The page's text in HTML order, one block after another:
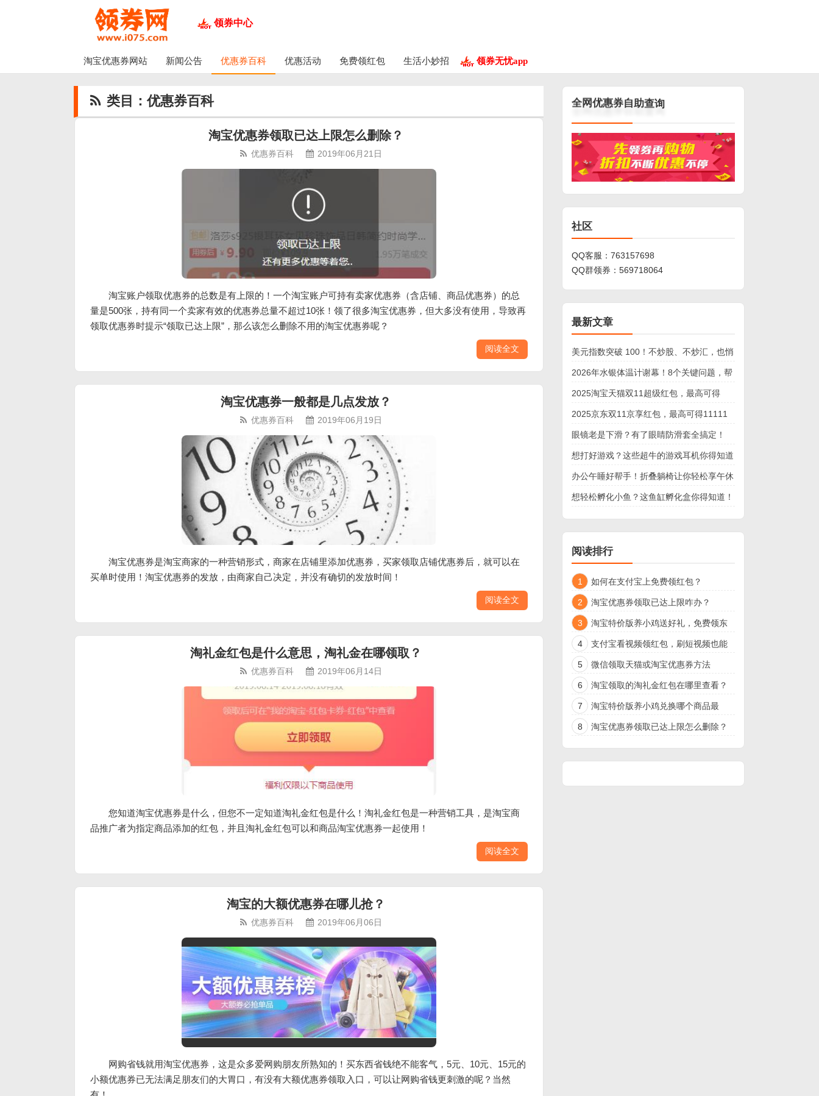
领券中心
淘宝优惠券网站 新闻公告 优惠券百科 优惠活动 免费领红包 生活小妙招 领券无忧app
类目：优惠券百科
淘宝优惠券领取已达上限怎么删除？
优惠券百科 2019年06月21日
淘宝账户领取优惠券的总数是有上限的！一个淘宝账户可持有卖家优惠券（含店铺、商品优惠券）的总
量是500张，持有同一个卖家有效的优惠券总量不超过10张！领了很多淘宝优惠券，但大多没有使用，导致再
领取优惠券时提示“领取已达上限”，那么该怎么删除不用的淘宝优惠券呢？
阅读全文
淘宝优惠券一般都是几点发放？
优惠券百科 2019年06月19日
淘宝优惠券是淘宝商家的一种营销形式，商家在店铺里添加优惠券，买家领取店铺优惠券后，就可以在
买单时使用！淘宝优惠券的发放，由商家自己决定，并没有确切的发放时间！
阅读全文
淘礼金红包是什么意思，淘礼金在哪领取？
优惠券百科 2019年06月14日
您知道淘宝优惠券是什么，但您不一定知道淘礼金红包是什么！淘礼金红包是一种营销工具，是淘宝商
品推广者为指定商品添加的红包，并且淘礼金红包可以和商品淘宝优惠券一起使用！
阅读全文
淘宝的大额优惠券在哪儿抢？
优惠券百科 2019年06月06日
网购省钱就用淘宝优惠券，这是众多爱网购朋友所熟知的！买东西省钱绝不能客气，5元、10元、15元的
小额优惠券已无法满足朋友们的大胃口，有没有大额优惠券领取入口，可以让网购省钱更刺激的呢？当然
全网优惠券自助查询
社区
QQ客服： 763157698
QQ群领券： 569718064
最新文章
美元指数突破 100！不炒股、不炒汇，也悄
悄影响你的钱包
2026年水银体温计谢幕！8个关键问题，帮
你选对新“健康哨兵”
2025淘宝天猫双11超级红包，最高可得
25888元
2025京东双11京享红包，最高可得11111
元
眼镜老是下滑？有了眼睛防滑套全搞定！
想打好游戏？这些超牛的游戏耳机你得知道
办公午睡好帮手！折叠躺椅让你轻松享午休
想轻松孵化小鱼？这鱼缸孵化盒你得知道！
阅读排行
1 如何在支付宝上免费领红包？
2 淘宝优惠券领取已达上限咋办？
3
淘宝特价版养小鸡送好礼，免费领东
西4
支付宝看视频领红包，刷短视频也能
领现金了
5 微信领取天猫或淘宝优惠券方法
6 淘宝领取的淘礼金红包在哪里查看？
7
淘宝特价版养小鸡兑换哪个商品最
好？
8 淘宝优惠券领取已达上限怎么删除？